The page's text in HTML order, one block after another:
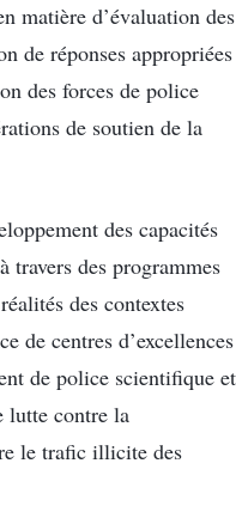
matière d’évaluation des
de réponses appropriées
des forces de police
de soutien de la
des capacités
travers des programmes
des contextes
de centres d’excellences
de police scientifique et
lutte contre la
le trafic illicite des